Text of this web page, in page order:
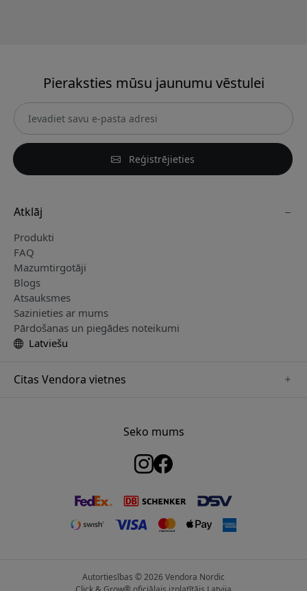
Pieraksties mūsu jaunumu vēstulei
Reģistrējieties
Atklāj
Produkti
FAQ
Mazumtirgotāji
Blogs
Atsauksmes
Sazinieties ar mums
Pārdošanas un piegādes noteikumi
Latviešu
Citas Vendora vietnes
www.plaud.se
Seko mums
Autortiesības © 2026 Vendora Nordic